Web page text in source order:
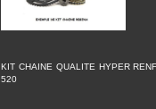
KIT CHAINE QUALITE HYPER
520